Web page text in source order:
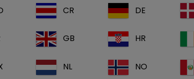
CR DE
GB HR
NL NO